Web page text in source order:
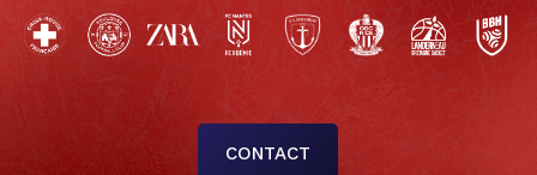
CONTACT